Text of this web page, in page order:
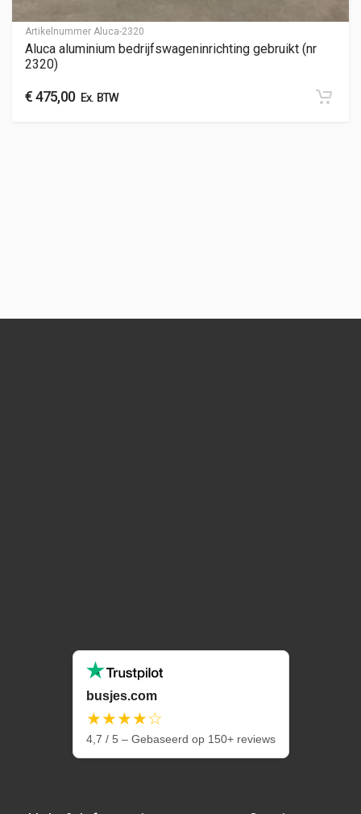
Artikelnummer Aluca-2320
Aluca aluminium bedrijfswageninrichting gebruikt (nr
2320)
€475,00Ex. BTW
busjes.com
★★★★☆
4,7 / 5 – Gebaseerd op 150+ reviews